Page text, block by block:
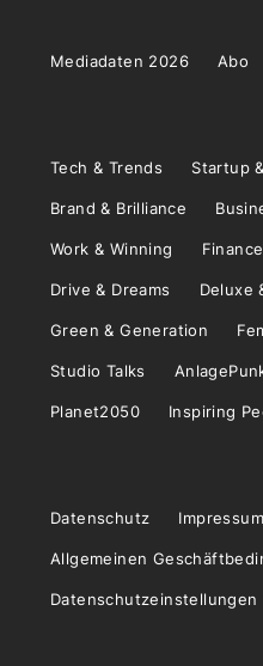
Mediadaten 2026 Abo
Tech & Trends Startup
Brand & Brilliance
Work & Winning
Drive & Dreams Deluxe
Green & Generation
Studio Talks
Planet2050 Inspiring
Datenschutz Impressum
Allgemeinen
Datenschutzeinstellungen